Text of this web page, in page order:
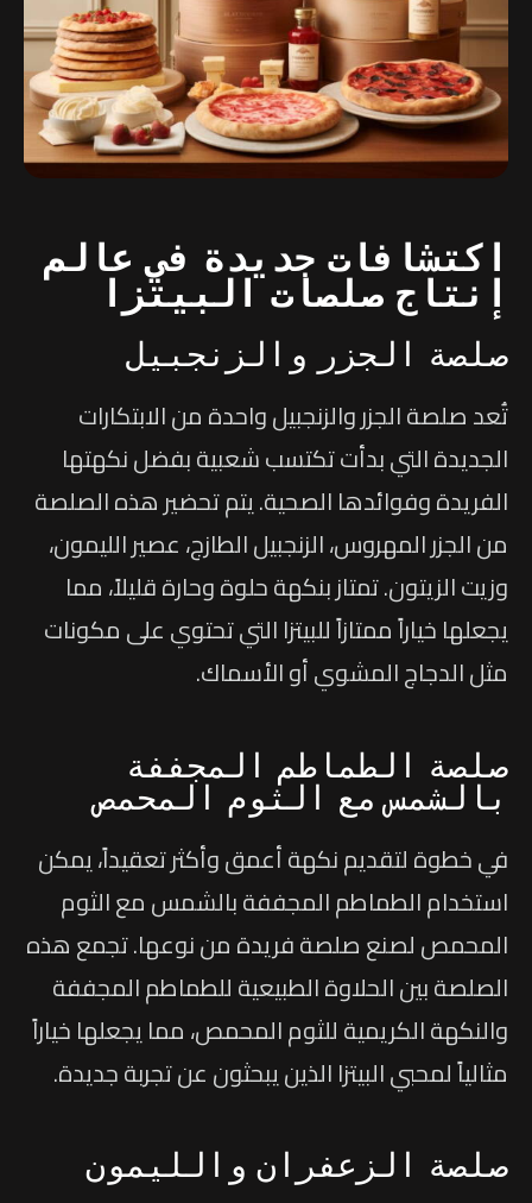
اكتشافات جديدة في عالم
إنتاج صلصات البيتزا
صلصة الجزر والزنجبيل
تُعد صلصة الجزر والزنجبيل واحدة من الابتكارات
الجديدة التي بدأت تكتسب شعبية بفضل نكهتها
الفريدة وفوائدها الصحية. يتم تحضير هذه الصلصة
من الجزر المهروس، الزنجبيل الطازج، عصير الليمون،
وزيت الزيتون. تمتاز بنكهة حلوة وحارة قليلاً، مما
يجعلها خياراً ممتازاً للبيتزا التي تحتوي على مكونات
مثل الدجاج المشوي أو الأسماك.
صلصة الطماطم المجففة
بالشمس مع الثوم المحمص
في خطوة لتقديم نكهة أعمق وأكثر تعقيداً، يمكن
استخدام الطماطم المجففة بالشمس مع الثوم
المحمص لصنع صلصة فريدة من نوعها. تجمع هذه
الصلصة بين الحلاوة الطبيعية للطماطم المجففة
والنكهة الكريمية للثوم المحمص، مما يجعلها خياراً
مثالياً لمحبي البيتزا الذين يبحثون عن تجربة جديدة.
صلصة الزعفران والليمون